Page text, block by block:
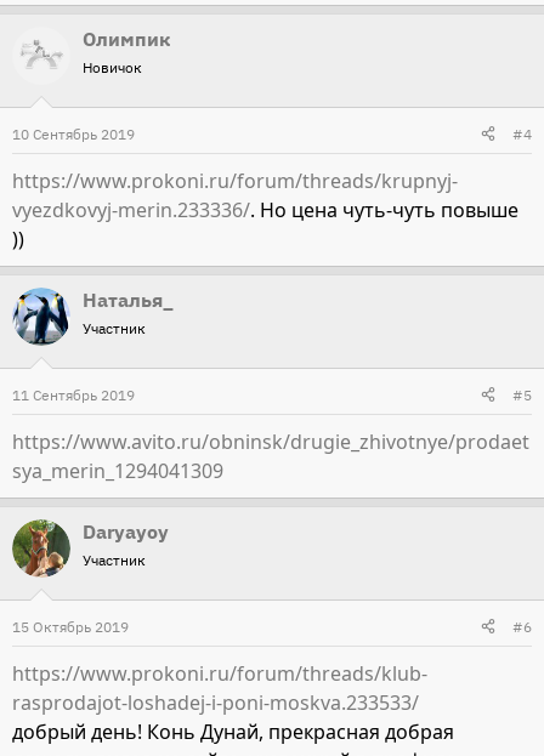
Олимпик
Новичок
10 Сентябрь 2019 #4
https://www.prokoni.ru/forum/threads/krupnyj-
vyezdkovyj-merin.233336/. Но цена чуть-чуть повыше
))
Наталья_
Участник
11 Сентябрь 2019 #5
https://www.avito.ru/obninsk/drugie_zhivotnye/prodaet
sya_merin_1294041309
Daryayoy
Участник
15 Октябрь 2019 #6
https://www.prokoni.ru/forum/threads/klub-
rasprodajot-loshadej-i-poni-moskva.233533/
добрый день! Конь Дунай, прекрасная добрая